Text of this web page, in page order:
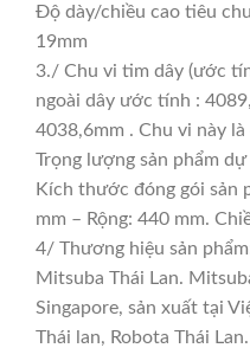
Độ dày/chiều cao tiêu
19mm
3./ Chu vi tim dây (ước
ngoài dây ước tính :
4038,6mm . Chu vi này
Trọng lượng sản phẩm
Kích thước đóng gói sản
mm – Rộng: 440 mm.
4/ Thương hiệu sản
Mitsuba Thái Lan.
Singapore, sản xuất tại
Thái lan, Robota Thái